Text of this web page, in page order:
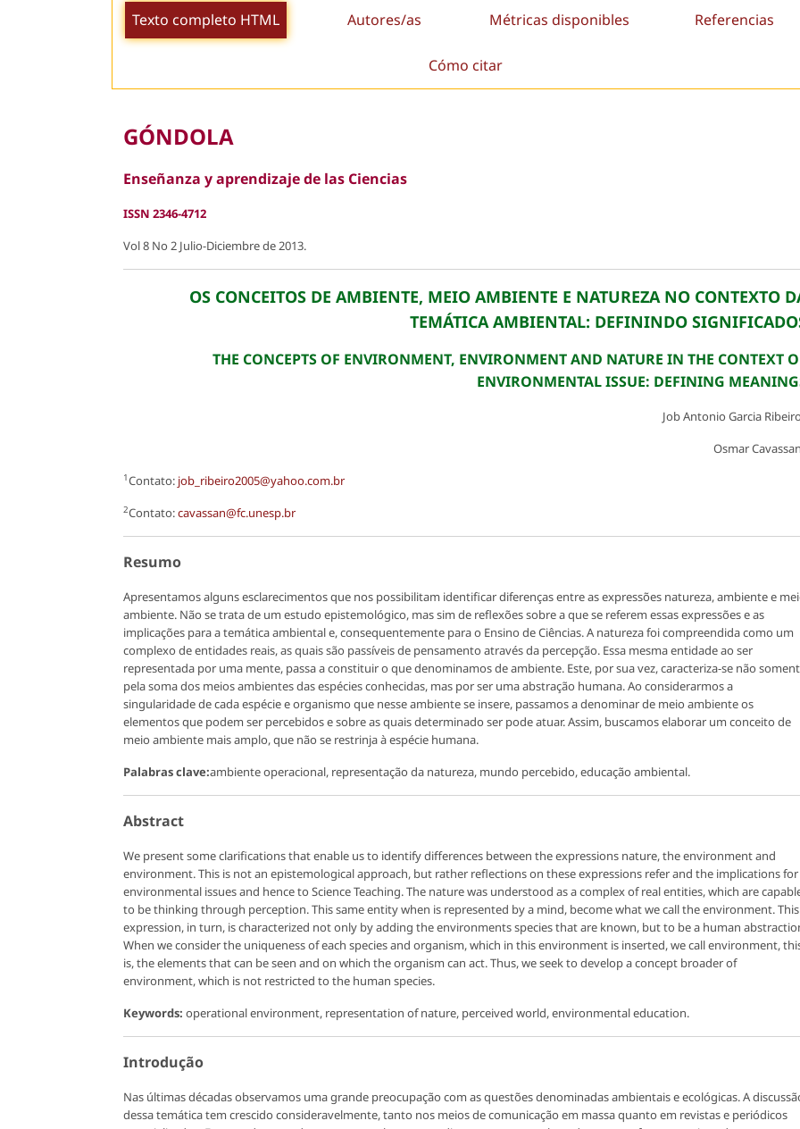
Texto completo HTML Autores/as Métricas disponibles Referencias
Cómo citar
GÓNDOLA
Enseñanza y aprendizaje de las Ciencias
ISSN 2346-4712
Vol 8 No 2 Julio-Diciembre de 2013.
OS CONCEITOS DE AMBIENTE, MEIO AMBIENTE E NATUREZA NO CONTEXTO
TEMÁTICA AMBIENTAL: DEFININDO
THE CONCEPTS OF ENVIRONMENT, ENVIRONMENT AND NATURE IN THE CONTEXT
ENVIRONMENTAL ISSUE: DEFINING
Job Antonio Garcia
Osmar
1Contato: job_ribeiro2005@yahoo.com.br
2Contato:cavassan@fc.unesp.br
Resumo
Apresentamos alguns esclarecimentos que nos possibilitam identificar diferenças entre as expressões natureza, ambiente e
ambiente. Não se trata de um estudo epistemológico, mas sim de reflexões sobre a que se referem essas expressões e as
implicações para a temática ambiental e, consequentemente para o Ensino de Ciências. A natureza foi compreendida como um
complexo de entidades reais, as quais são passíveis de pensamento através da percepção. Essa mesma entidade ao ser
representada por uma mente, passa a constituir o que denominamos de ambiente. Este, por sua vez, caracteriza-se não
pela soma dos meios ambientes das espécies conhecidas, mas por ser uma abstração humana. Ao considerarmos a
singularidade de cada espécie e organismo que nesse ambiente se insere, passamos a denominar de meio ambiente os
elementos que podem ser percebidos e sobre as quais determinado ser pode atuar. Assim, buscamos elaborar um conceito de
meio ambiente mais amplo, que não se restrinja à espécie humana.
Palabras clave:ambiente operacional, representação da natureza, mundo percebido, educação ambiental.
Abstract
We present some clarifications that enable us to identify differences between the expressions nature, the environment and
environment. This is not an epistemological approach, but rather reflections on these expressions refer and the implications for
environmental issues and hence to Science Teaching. The nature was understood as a complex of real entities, which are
to be thinking through perception. This same entity when is represented by a mind, become what we call the environment. This
expression, in turn, is characterized not only by adding the environments species that are known, but to be a human
When we consider the uniqueness of each species and organism, which in this environment is inserted, we call environment,
is, the elements that can be seen and on which the organism can act. Thus, we seek to develop a concept broader of
environment, which is not restricted to the human species.
Keywords: operational environment, representation of nature, perceived world, environmental education.
Introdução
Nas últimas décadas observamos uma grande preocupação com as questões denominadas ambientais e ecológicas. A
dessa temática tem crescido consideravelmente, tanto nos meios de comunicação em massa quanto em revistas e periódicos